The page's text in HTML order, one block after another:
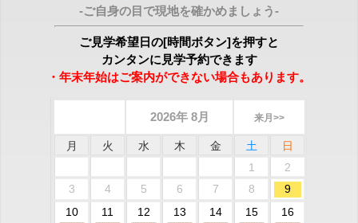
-ご自身の目で現地を確かめましょう-
ご見学希望日の[時間ボタン]を押すと
カンタンに見学予約できます
・年末年始はご案内ができない場合もあります。
2026年 8月 来月>>
月 火 水 木 金 土
日
1
2
3
4 5 6 7 8
9
10
11 12 13 14 15 16